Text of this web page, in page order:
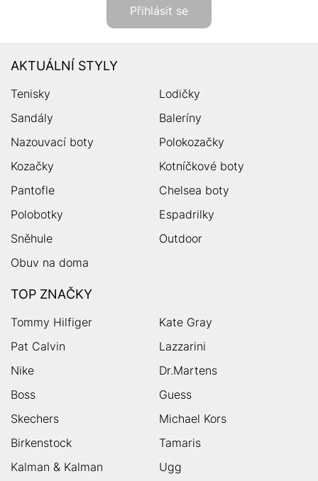
Přihlásit se
AKTUÁLNÍ STYLY
Tenisky
Lodičky
Sandály
Baleríny
Nazouvací boty
Polokozačky
Kozačky
Kotníčkové boty
Pantofle
Chelsea boty
Polobotky
Espadrilky
Sněhule
Outdoor
Obuv na doma
TOP ZNAČKY
Tommy Hilfiger
Kate Gray
Pat Calvin
Lazzarini
Nike
Dr.Martens
Boss
Guess
Skechers
Michael Kors
Birkenstock
Tamaris
Kalman & Kalman
Ugg